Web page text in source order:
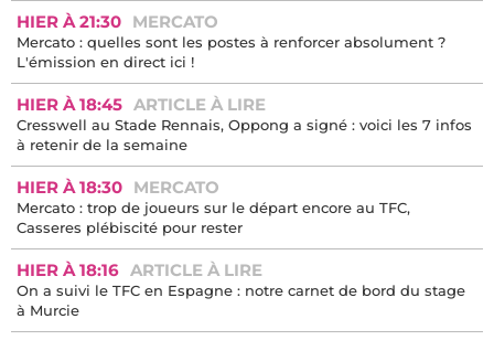
HIER À 21:30 MERCATO
Mercato : quelles sont les postes à renforcer absolument ?
L'émission en direct ici !
HIER À 18:45 ARTICLE À LIRE
Cresswell au Stade Rennais, Oppong a signé : voici les 7 infos
à retenir de la semaine
HIER À 18:30 MERCATO
Mercato : trop de joueurs sur le départ encore au TFC,
Casseres plébiscité pour rester
HIER À 18:16 ARTICLE À LIRE
On a suivi le TFC en Espagne : notre carnet de bord du stage
à Murcie